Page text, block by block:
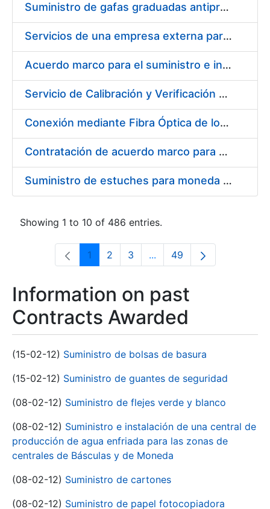
Suministro de gafas graduadas antiproyecciones para los trabajadores de la FNMT-RCM en los centros de trabajo de Madrid y Burgos
Servicios de una empresa externa para el asesoramiento y resolución de los recursos de alzada que se presentan relacionados con procesos de selección para la FNMT-RCM
Acuerdo marco para el suministro e instalación de persianas, estores y otros complementos
Servicio de Calibración y Verificación Externa de los Equipos de Medición del Servicio de Prevención de la FNMT-RCM
Conexión mediante Fibra Óptica de los Centros de Proceso de Datos (CPDs) de las sedes de la FNMT-RCM de Burgos y Madrid
Contratación de acuerdo marco para el Suministro de Material de Electricidad para la Fábrica Nacional de Moneda y Timbre-Real Casa de la Moneda en su centro de trabajo de Burgos
Suministro de estuches para moneda de 30 €
Showing 1 to 10 of 486 entries.
Page
1 Page
2 Page
3 ...Intermediate Pages Use
Page
49
Information on past
Contracts Awarded
(15-02-12) Suministro de bolsas de basura
(15-02-12) Suministro de guantes de seguridad
(08-02-12) Suministro de flejes verde y blanco
(08-02-12) Suministro e instalación de una central de
producción de agua enfriada para las zonas de
centrales de Básculas y de Moneda
(08-02-12) Suministro de cartones
(08-02-12) Suministro de papel fotocopiadora